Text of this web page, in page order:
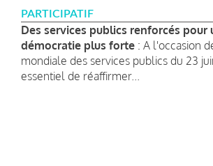
PARTICIPATIF
Des services publics renforcés pour
démocratie plus forte : A l'occasion
mondiale des services publics du 23
essentiel de réaffirmer...